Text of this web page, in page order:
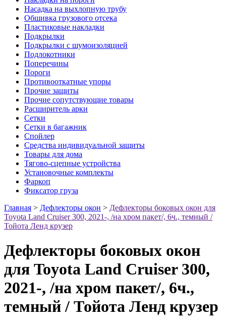
Насадка на выхлопную трубу
Обшивка грузового отсека
Пластиковые накладки
Подкрылки
Подкрылки с шумоизоляцией
Подлокотники
Поперечины
Пороги
Противооткатные упоры
Прочие защиты
Прочие сопутствующие товары
Расширитель арки
Сетки
Сетки в багажник
Спойлер
Средства индивидуальной защиты
Товары для дома
Тягово-сцепные устройства
Установочные комплекты
Фаркоп
Фиксатор груза
Главная > Дефлекторы окон > Дефлекторы боковых окон для
Toyota Land Cruiser 300, 2021-, /на хром пакет/, 6ч., темный /
Тойота Ленд крузер
Дефлекторы боковых окон
для Toyota Land Cruiser 300,
2021-, /на хром пакет/, 6ч.,
темный / Тойота Ленд крузер